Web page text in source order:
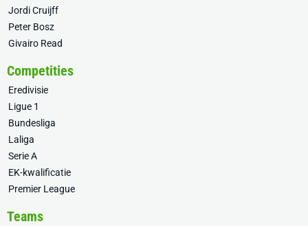
Jordi Cruijff
Peter Bosz
Givairo Read
Competities
Eredivisie
Ligue 1
Bundesliga
Laliga
Serie A
EK-kwalificatie
Premier League
Teams